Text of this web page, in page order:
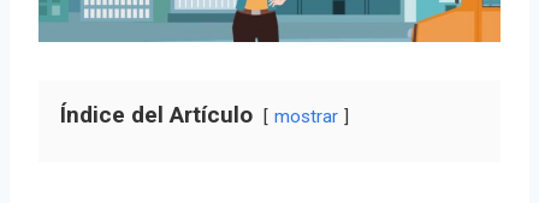
Índice del Artículo mostrar